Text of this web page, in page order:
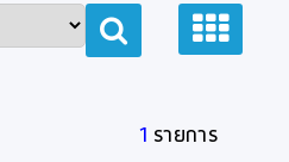
1 รายการ